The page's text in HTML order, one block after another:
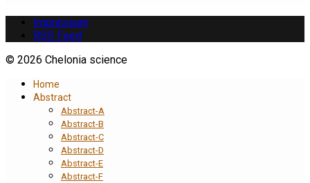
Impressum
RSS Feed
© 2026 Chelonia science
Home
Abstract
Abstract-A
Abstract-B
Abstract-C
Abstract-D
Abstract-E
Abstract-F